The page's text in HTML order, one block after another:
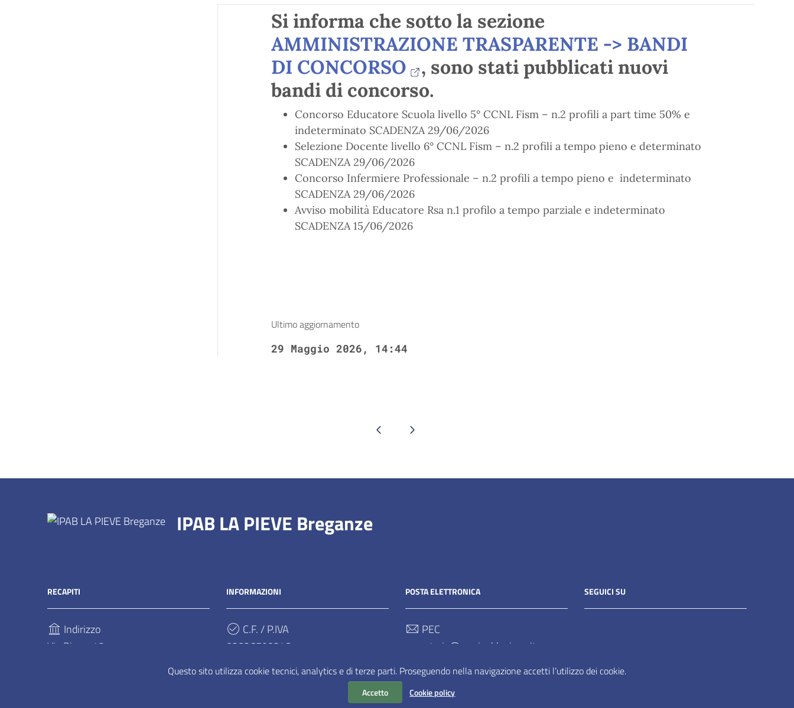
Questo sito utilizza cookie tecnici, analytics e di terze parti. Proseguendo nella navigazione accetti l’utilizzo dei cookie.
Accetto Cookie policy
Si informa che sotto la sezione
AMMINISTRAZIONE TRASPARENTE -> BANDI
DI CONCORSO
, sono stati pubblicati nuovi
bandi di concorso.
Concorso Educatore Scuola livello 5° CCNL Fism – n.2 profili a part time 50% e
indeterminato SCADENZA 29/06/2026
Selezione Docente livello 6° CCNL Fism – n.2 profili a tempo pieno e determinato
SCADENZA 29/06/2026
Concorso Infermiere Professionale – n.2 profili a tempo pieno e indeterminato
SCADENZA 29/06/2026
Avviso mobilità Educatore Rsa n.1 profilo a tempo parziale e indeterminato
SCADENZA 15/06/2026
Ultimo aggiornamento
29 Maggio 2026, 14:44
Pagina precedentePagina successiva
IPAB LA PIEVE Breganze
RECAPITI
Indirizzo
Via Pieve, 42
INFORMAZIONI
C.F. / P.IVA
02826590248
POSTA ELETTRONICA
PEC
segreteria@pec.ipablapieve.it
Email
segreteria@ipablapieve.it
SEGUICI SU